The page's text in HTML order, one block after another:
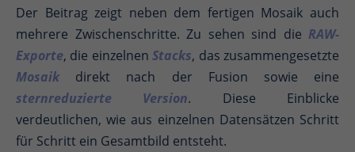
Der Beitrag zeigt neben dem fertigen Mosaik auch
mehrere Zwischenschritte. Zu sehen sind die RAW-
Exporte, die einzelnenStacks, das zusammengesetzte
Mosaik direkt nach der Fusion sowie eine
sternreduzierte Version. Diese Einblicke
verdeutlichen, wie aus einzelnen Datensätzen Schritt
für Schritt ein Gesamtbild entsteht.